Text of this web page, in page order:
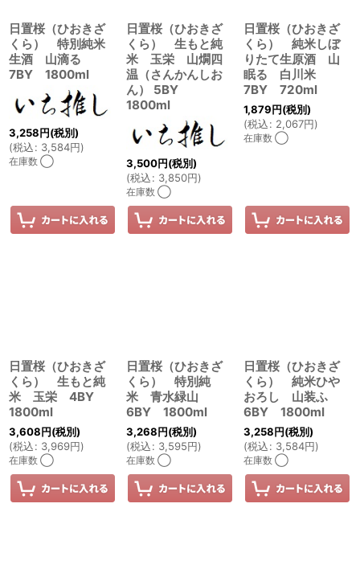
日置桜（ひおきざ
くら） 特別純米
生酒 山滴る
7BY 1800ml
3,258円(税別)
(税込: 3,584円)
在庫数 ◯
日置桜（ひおきざ
くら） 生もと純
米 玉栄 山燗四
温（さんかんしお
ん） 5BY
1800ml
3,500円(税別)
(税込: 3,850円)
在庫数 ◯
日置桜（ひおきざ
くら） 純米しぼ
りたて生原酒 山
眠る 白川米
7BY 720ml
1,879円(税別)
(税込: 2,067円)
在庫数 ◯
日置桜（ひおきざ
くら） 生もと純
米 玉栄 4BY
1800ml
3,608円(税別)
(税込: 3,969円)
在庫数 ◯
日置桜（ひおきざ
くら） 特別純
米 青水緑山
6BY 1800ml
3,268円(税別)
(税込: 3,595円)
在庫数 ◯
日置桜（ひおきざ
くら） 純米ひや
おろし 山装ふ
6BY 1800ml
3,258円(税別)
(税込: 3,584円)
在庫数 ◯